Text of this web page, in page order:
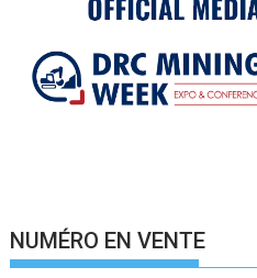
NUMÉRO EN VENTE